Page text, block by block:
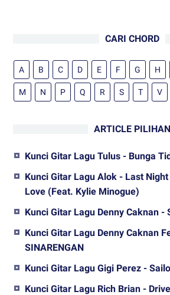
CARI CHORD
A B C D E F G H
M N P Q R S T V
ARTICLE PILIHAN
Kunci Gitar Lagu Tulus - Bunga
Kunci Gitar Lagu Alok - Last
Love (Feat. Kylie Minogue)
Kunci Gitar Lagu Denny Caknan -
Kunci Gitar Lagu Denny Caknan
SINARENGAN
Kunci Gitar Lagu Gigi Perez -
Kunci Gitar Lagu Rich Brian -